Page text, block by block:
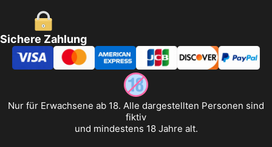
Sichere Zahlung
Nur für Erwachsene ab 18. Alle dargestellten Personen sind
fiktiv
und mindestens 18 Jahre alt.